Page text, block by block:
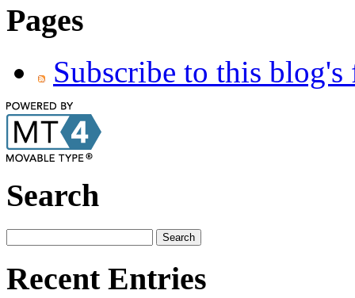
Pages
Subscribe to this blog's
Search
Recent Entries